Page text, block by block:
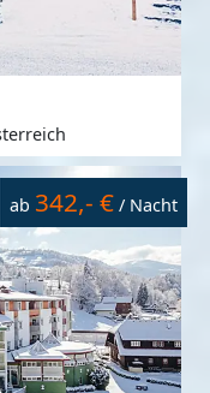
ab 342,- € / Nacht